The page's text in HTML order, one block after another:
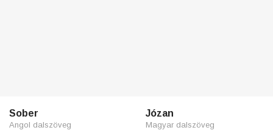
Sober
Angol dalszöveg
Józan
Magyar dalszöveg